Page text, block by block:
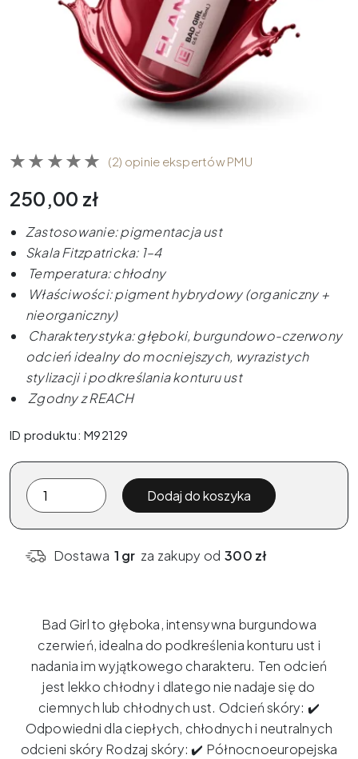
(2) opinie ekspertów PMU
250,00 zł
Zastosowanie: pigmentacja ust
Skala Fitzpatricka: 1–4
Temperatura: chłodny
Właściwości: pigment hybrydowy (organiczny +
nieorganiczny)
Charakterystyka: głęboki, burgundowo-czerwony
odcień idealny do mocniejszych, wyrazistych
stylizacji i podkreślania konturu ust
Zgodny z REACH
ID produktu: M92129
ilość
The
Pigment
x
Girl
15ml
Dodaj do koszyka
Dostawa 1 gr za zakupy od 300 zł
Bad Girl to głęboka, intensywna burgundowa
czerwień, idealna do podkreślenia konturu ust i
nadania im wyjątkowego charakteru. Ten odcień
jest lekko chłodny i dlatego nie nadaje się do
ciemnych lub chłodnych ust. Odcień skóry: ✔️
Odpowiedni dla ciepłych, chłodnych i neutralnych
odcieni skóry Rodzaj skóry: ✔️ Północnoeuropejska